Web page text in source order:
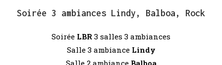
Soirée 3 ambiances Lindy, Balboa, Rock
Soirée LBR 3 salles 3 ambiances
Salle 3 ambiance Lindy
Salle 2 ambiance Balboa